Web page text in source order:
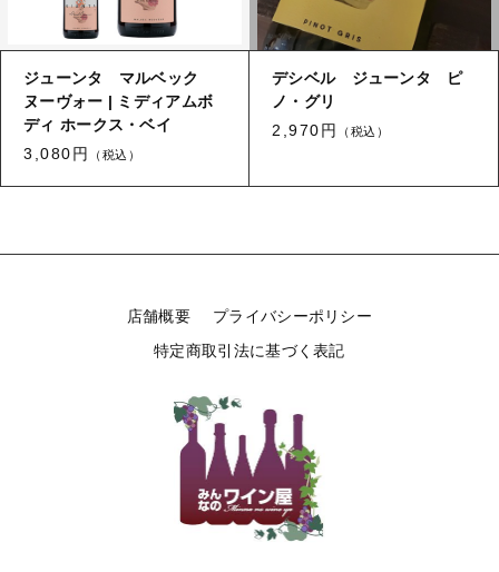
ジューンタ マルベック
ヌーヴォー | ミディアムボ
ディ ホークス・ベイ
3,080円
（税込）
デシベル ジューンタ ピ
ノ・グリ
2,970円
（税込）
店舗概要
プライバシーポリシー
特定商取引法に基づく表記
ブログ
ご利用ガイド
お問い合わせ
ログイン